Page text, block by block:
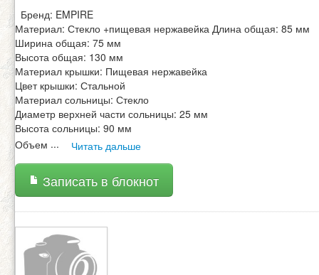
Бренд: EMPIRE
Материал: Стекло +пищевая нержавейка Длина общая: 85 мм
Ширина общая: 75 мм
Высота общая: 130 мм
Материал крышки: Пищевая нержавейка
Цвет крышки: Стальной
Материал сольницы: Стекло
Диаметр верхней части сольницы: 25 мм
Высота сольницы: 90 мм
Объем ... Читать дальше
Записать в блокнот